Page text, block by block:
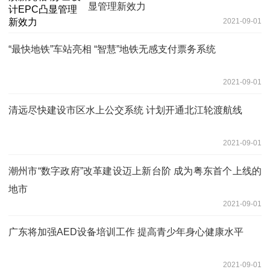
显管理新效力
2021-09-01
“最快地铁”车站亮相 “智慧”地铁无感支付票务系统
2021-09-01
清远尽快建设市区水上公交系统 计划开通北江轮渡航线
2021-09-01
潮州市“数字政府”改革建设迈上新台阶 成为粤东首个上线的
地市
2021-09-01
广东将加强AED设备培训工作 提高青少年身心健康水平
2021-09-01